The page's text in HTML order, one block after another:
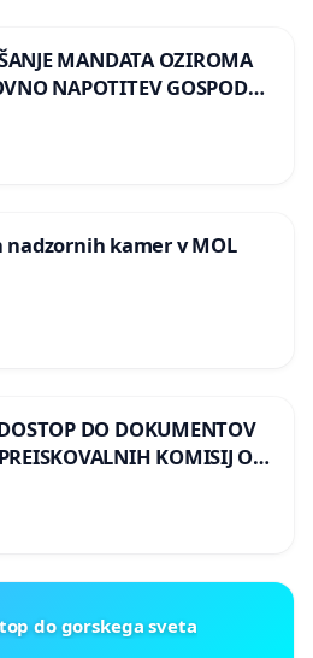
MANDATA OZIROMA
NAPOTITEV GOSPODA
NA VELEPOSLANIŠTVO
V MOSKVI
kamer v MOL
DO DOKUMENTOV
KOMISIJ O
OROŽJEM
do gorskega sveta